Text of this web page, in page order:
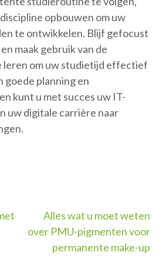
opbouwen om uw
te ontwikkelen. Blijf gefocust
maak gebruik van de
leren om uw studietijd effectief
planning en
kunt u met succes uw IT-
uw digitale carrière naar
Alles wat u moet weten
over PMU-pigmenten voor
permanente make-up